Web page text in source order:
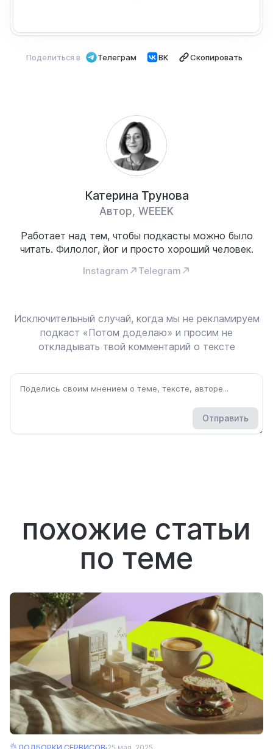
Поделиться в Телеграм ВК Скопировать
Катерина Трунова
Автор, WEEEK
Работает над тем, чтобы подкасты можно было
читать. Филолог, йог и просто хороший человек.
Instagram Telegram
Исключительный случай, когда мы не рекламируем
подкаст «Потом доделаю» и просим не
откладывать твой комментарий о тексте
Отправить
похожие статьи
по теме